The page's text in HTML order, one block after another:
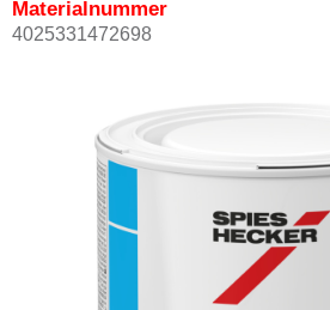
Materialnummer
4025331472698